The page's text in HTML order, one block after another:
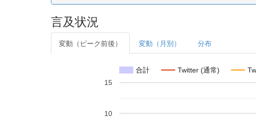
言及状況
変動（ピーク前後） 変動（月別） 分布
合計 Twitter (通常)
10
15